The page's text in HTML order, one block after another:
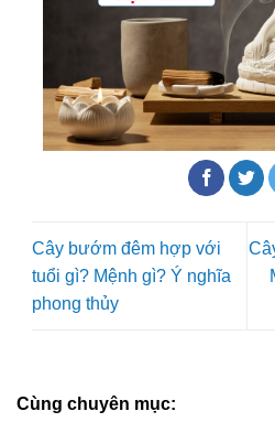
Cây bướm đêm hợp với
tuổi gì? Mệnh gì? Ý nghĩa
phong thủy
Cùng chuyên mục: